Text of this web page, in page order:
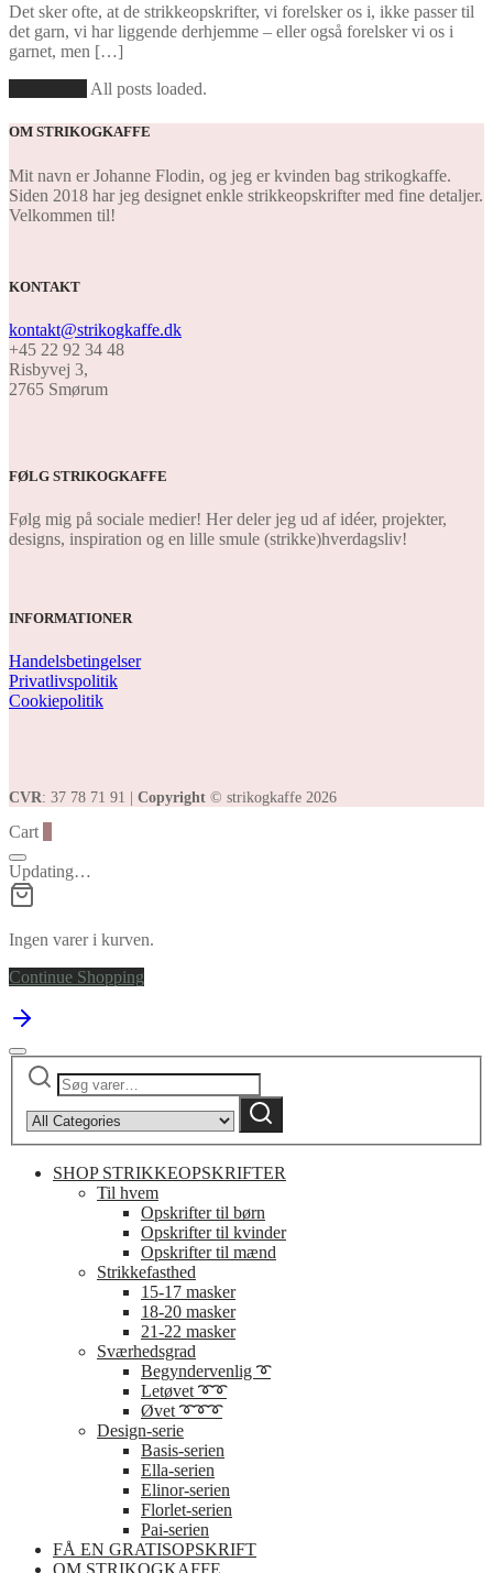
Det sker ofte, at de strikkeopskrifter, vi forelsker os i, ikke passer til
det garn, vi har liggende derhjemme – eller også forelsker vi os i
garnet, men […]
All posts loaded.
OM STRIKOGKAFFE
Mit navn er Johanne Flodin, og jeg er kvinden bag strikogkaffe.
Siden 2018 har jeg designet enkle strikkeopskrifter med fine detaljer.
Velkommen til!
KONTAKT
kontakt@strikogkaffe.dk
+45 22 92 34 48
Risbyvej 3,
2765 Smørum
FØLG STRIKOGKAFFE
Følg mig på sociale medier! Her deler jeg ud af idéer, projekter,
designs, inspiration og en lille smule (strikke)hverdagsliv!
INFORMATIONER
Handelsbetingelser
Privatlivspolitik
Cookiepolitik
CVR: 37 78 71 91 | Copyright © strikogkaffe 2026
Cart
Updating…
Ingen varer i kurven.
Continue Shopping
Søg
efter:
category:
Søg
SHOP STRIKKEOPSKRIFTER
Til hvem
Opskrifter til børn
Opskrifter til kvinder
Opskrifter til mænd
Strikkefasthed
15-17 masker
18-20 masker
21-22 masker
Sværhedsgrad
Begyndervenlig ➰
Letøvet ➰➰
Øvet ➰➰➰
Design-serie
Basis-serien
Ella-serien
Elinor-serien
Florlet-serien
Pai-serien
FÅ EN GRATISOPSKRIFT